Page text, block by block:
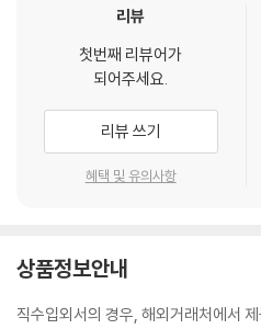
리뷰
첫번째 리뷰어가
되어주세요.
리뷰 쓰기
혜택 및 유의사항
상품정보안내
직수입외서의 경우, 해외거래처에서